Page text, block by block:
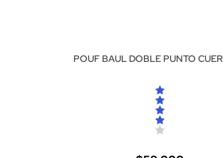
POUF BAUL DOBLE PUNTO